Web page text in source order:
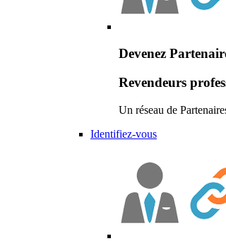
Devenez
Revendeurs
Un réseau de
Identifiez-vous